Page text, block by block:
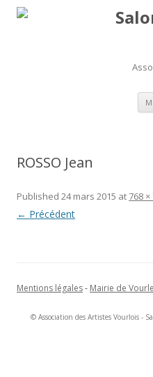
ROSSO Jean
Published 24 mars 2015 at 768 ×
← Précédent
Mentions légales- Mairie de
© Association des Artistes Vourlois -